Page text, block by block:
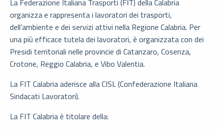
La Federazione Italiana Trasporti (FIT) della Calabria
organizza e rappresenta i lavoratori dei trasporti,
dell’ambiente e dei servizi attivi nella Regione Calabria. Per
una più efficace tutela dei lavoratori, è organizzata con dei
Presidi territoriali nelle provincie di Catanzaro, Cosenza,
Crotone, Reggio Calabria, e Vibo Valentia.
La FIT Calabria aderisce alla CISL (Confederazione Italiana
Sindacati Lavoratori).
La FIT Calabria è titolare della: